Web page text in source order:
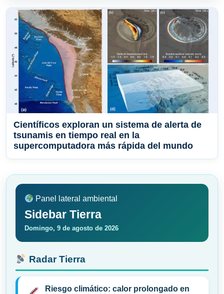
Científicos exploran un sistema de alerta de
tsunamis en tiempo real en la
supercomputadora más rápida del mundo
Panel lateral ambiental
Sidebar Tierra
Domingo, 9 de agosto de 2026
Radar Tierra
Riesgo climático: calor prolongado en